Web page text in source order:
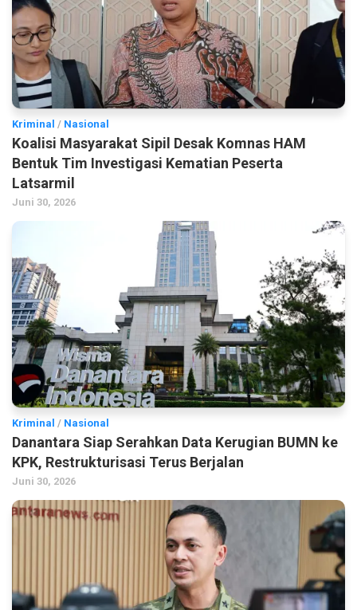
Kriminal / Nasional
Koalisi Masyarakat Sipil Desak Komnas HAM
Bentuk Tim Investigasi Kematian Peserta
Latsarmil
Juni 30, 2026
Kriminal / Nasional
Danantara Siap Serahkan Data Kerugian BUMN ke
KPK, Restrukturisasi Terus Berjalan
Juni 30, 2026